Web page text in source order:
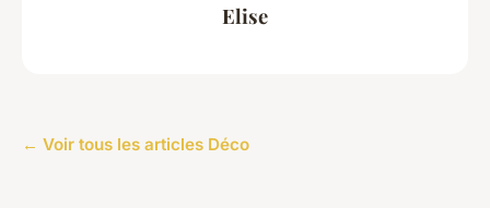
Elise
← Voir tous les articles Déco